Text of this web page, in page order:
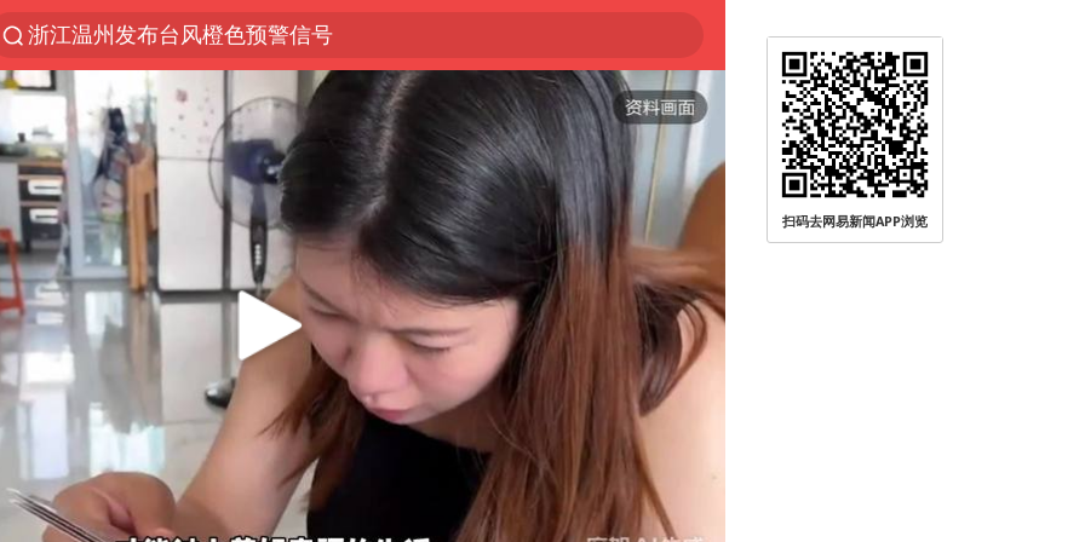
浙江温州发布台风橙色预警信号
解锁各地夏日限定体验
男童模仿奥特曼从高处跳下致骨折
富婆带资进组给自己硬加60多场吻戏
金饰克价一夜涨回1300元
峰哥实名举报汪海林偷税漏税
名创优品一次性内裤 颜面尽失
白海豚将正面袭击贯穿浙江
视频丨中国东方电气集团原党组副书记、董事宋致远被查
梁家辉：到内地拍戏不是北上是回归
牛津大学一纸声明甩不了锅
扫码去网易新闻APP浏览